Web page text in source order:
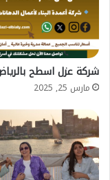
شركة عزل اسطح
مارس 25, 2025